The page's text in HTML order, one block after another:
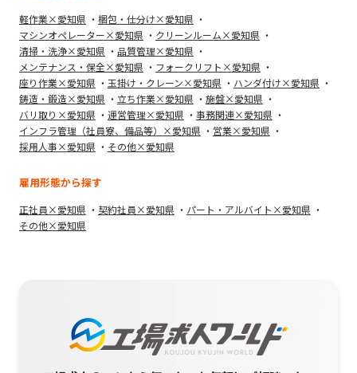
軽作業×愛知県
梱包・仕分け×愛知県
マシンオペレーター×愛知県
クリーンルーム×愛知県
清掃・洗浄×愛知県
品質管理×愛知県
メンテナンス・保全×愛知県
フォークリフト×愛知県
座り作業×愛知県
玉掛け・クレーン×愛知県
ハンダ付け×愛知県
鋳造・鍛造×愛知県
立ち作業×愛知県
施盤×愛知県
バリ取り×愛知県
運営管理×愛知県
事務関連×愛知県
インフラ管理（社員寮、備品等）×愛知県
営業×愛知県
採用人事×愛知県
その他×愛知県
雇用形態から探す
正社員×愛知県 契約社員×愛知県
パート・アルバイト×愛知県
その他×愛知県